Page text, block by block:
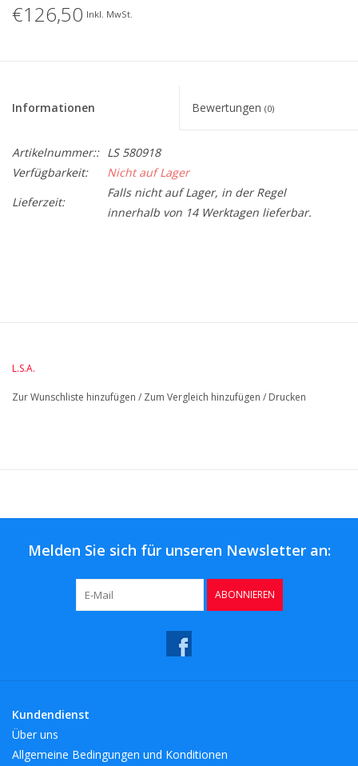
€126,50 Inkl. MwSt.
Informationen Bewertungen (0)
Artikelnummer:: LS 580918
Verfügbarkeit:
Nicht auf Lager
Lieferzeit:
Falls nicht auf Lager, in der Regel
innerhalb von 14 Werktagen lieferbar.
L.S.A.
Zur Wunschliste hinzufügen / Zum Vergleich hinzufügen / Drucken
Melden Sie sich für unseren Newsletter an:
ABONNIEREN
Kundendienst
Über uns
Allgemeine Bedingungen und Konditionen